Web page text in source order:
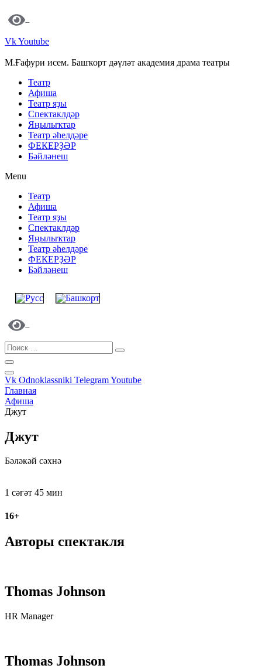
VkYoutube
М.Ғафури исем. Башҡорт дәүләт академия драма театры
Театр
Афиша
Театр яҙы
Спектаклдәр
Яңылыҡтар
Театр әһелдәре
ФЕКЕРҘӘР
Бәйләнеш
Menu
Театр
Афиша
Театр яҙы
Спектаклдәр
Яңылыҡтар
Театр әһелдәре
ФЕКЕРҘӘР
Бәйләнеш
Vk Odnoklassniki TelegramYoutube
Главная
Афиша
Джут
Джут
Бәләкәй сәхнә
1 сәғәт 45 мин
16+
Авторы спектакля
Thomas Johnson
HR Manager
Thomas Johnson